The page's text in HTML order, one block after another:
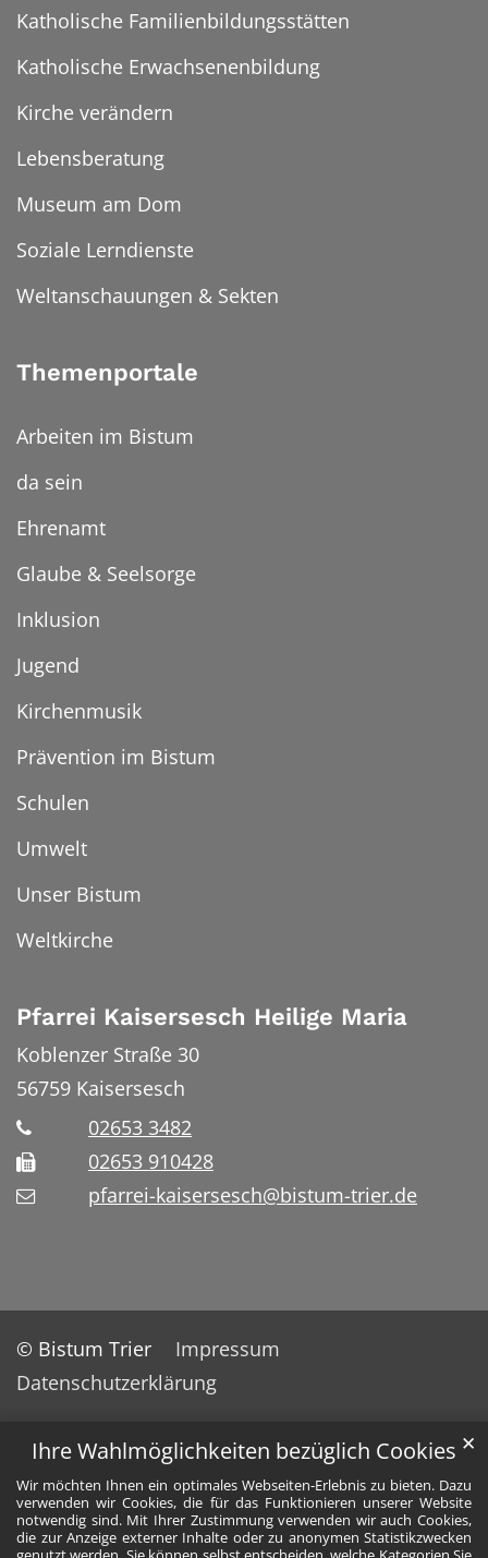
Ihre Wahlmöglichkeiten bezüglich Cookies
Wir möchten Ihnen ein optimales Webseiten-Erlebnis zu bieten. Dazu
verwenden wir Cookies, die für das Funktionieren unserer Website
notwendig sind. Mit Ihrer Zustimmung verwenden wir auch Cookies,
die zur Anzeige externer Inhalte oder zu anonymen Statistikzwecken
✕
Katholische Familienbildungsstätten
Katholische Erwachsenenbildung
Kirche verändern
Lebensberatung
Museum am Dom
Soziale Lerndienste
Weltanschauungen & Sekten
Themenportale
Arbeiten im Bistum
da sein
Ehrenamt
Glaube & Seelsorge
Inklusion
Jugend
Kirchenmusik
Prävention im Bistum
Schulen
Umwelt
Unser Bistum
Weltkirche
Pfarrei Kaisersesch Heilige Maria
Koblenzer Straße 30
56759 Kaisersesch
02653 3482
02653 910428
pfarrei-kaisersesch@bistum-trier.de
© Bistum Trier
Impressum
Datenschutzerklärung